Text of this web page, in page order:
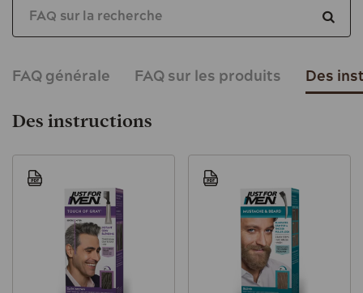
FAQ générale FAQ sur les produits Des
Des instructions
Image Image